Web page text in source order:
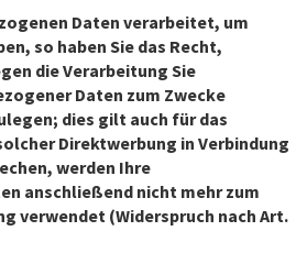
Daten verarbeitet, um
so haben Sie das Recht,
die Verarbeitung Sie
Daten zum Zwecke
dies gilt auch für das
Direktwerbung in Verbindung
werden Ihre
anschließend nicht mehr zum
verwendet (Widerspruch nach Art.